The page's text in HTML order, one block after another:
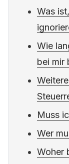
Was
Wie
bei mir
Muss
Wer
Woher